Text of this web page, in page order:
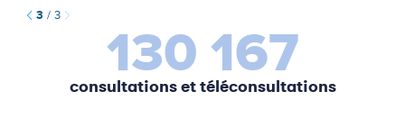
3 / 3
130 167
consultations et téléconsultations